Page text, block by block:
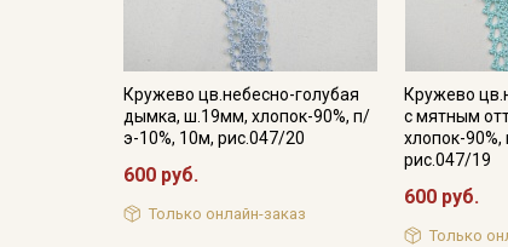
Кружево цв.небесно-голубая
дымка, ш.19мм, хлопок-90%, п/
э-10%, 10м, рис.047/20
600 руб.
Только онлайн-заказ
Кружево
с мятным
хлопок-
рис.047/19
600 руб.
Только